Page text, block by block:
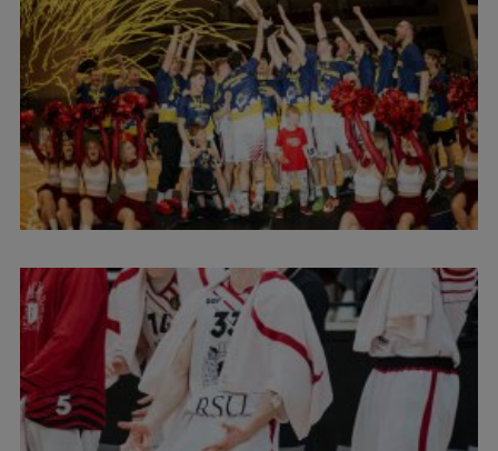
Studentu dzīve
Studiju norises vietas
Fakultātes
Mūsu cilvēki
Stratēģija
Struktūra
Vēsture un tradīcijas
Identitāte
RSU fonds
Aula